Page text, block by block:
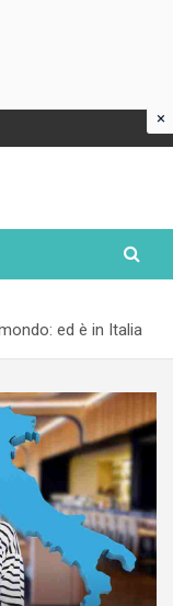
ed è in Italia
×